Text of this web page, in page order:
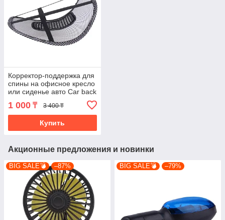
Корректор-поддержка для
спины на офисное кресло
или сиденье авто Car back
1 000 ₸ 3 400 ₸
Купить
Акционные предложения и новинки
BIG SALE💣 –87% BIG SALE💣 –79%